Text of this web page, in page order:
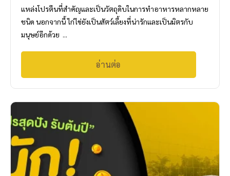
แหล่งโปรตีนที่สำคัญและเป็นวัตถุดิบในการทำอาหารหลากหลาย
ชนิด นอกจากนี้ ไก่ไข่ยังเป็นสัตว์เลี้ยงที่น่ารักและเป็นมิตรกับ
มนุษย์อีกด้วย ...
อ่านต่อ